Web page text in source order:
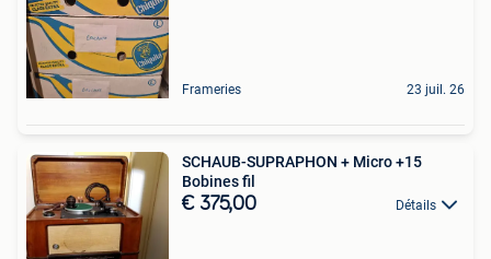
Frameries 23 juil. 26
SCHAUB-SUPRAPHON + Micro +15
Bobines fil
€ 375,00 Détails